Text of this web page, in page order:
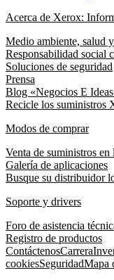
Acerca de Xerox:
Medio ambiente, salud
Responsabilidad social
Soluciones de seguridad
Prensa
Blog «Negocios E
Recicle los suministros
Modos de comprar
Venta de suministros en
Galería de aplicaciones
Busque su distribuidor
Soporte y drivers
Foro de asistencia
Registro de productos
ContáctenosCarrera
cookiesSeguridadMapa